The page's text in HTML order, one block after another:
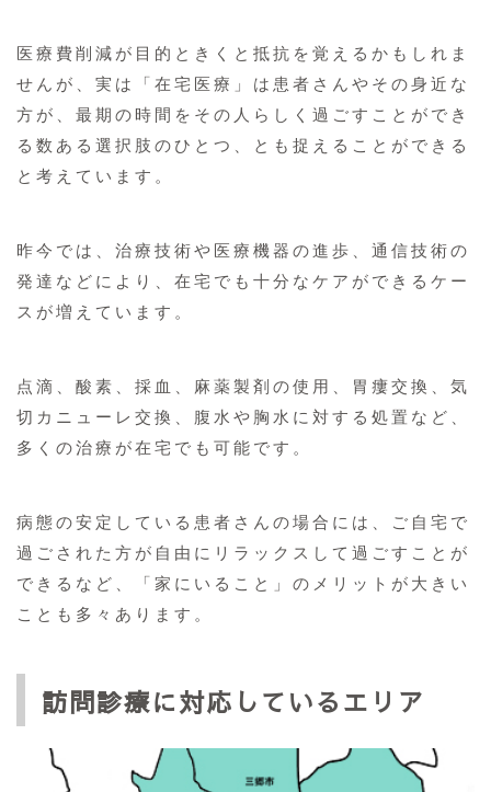
医療費削減が目的ときくと抵抗を覚えるかもしれま
せんが、実は「在宅医療」は患者さんやその身近な
方が、最期の時間をその人らしく過ごすことができ
る数ある選択肢のひとつ、とも捉えることができる
と考えています。
昨今では、治療技術や医療機器の進歩、通信技術の
発達などにより、在宅でも十分なケアができるケー
スが増えています。
点滴、酸素、採血、麻薬製剤の使用、胃瘻交換、気
切カニューレ交換、腹水や胸水に対する処置など、
多くの治療が在宅でも可能です。
病態の安定している患者さんの場合には、ご自宅で
過ごされた方が自由にリラックスして過ごすことが
できるなど、「家にいること」のメリットが大きい
ことも多々あります。
訪問診療に対応しているエリア